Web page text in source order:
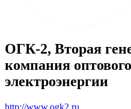
ОГК-2, Вторая
компания
электроэнергии
http://www.ogk2.ru